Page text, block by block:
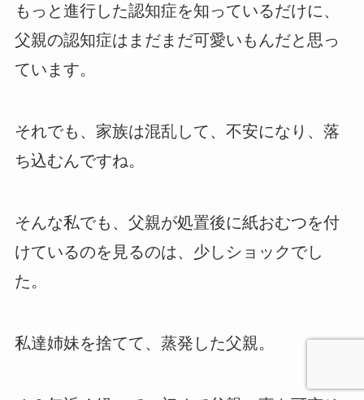
もっと進行した認知症を知っているだけに、
父親の認知症はまだまだ可愛いもんだと思っ
ています。
それでも、家族は混乱して、不安になり、落
ち込むんですね。
そんな私でも、父親が処置後に紙おむつを付
けているのを見るのは、少しショックでし
た。
私達姉妹を捨てて、蒸発した父親。